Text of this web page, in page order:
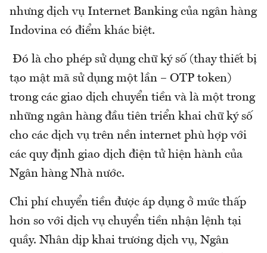
nhưng dịch vụ Internet Banking của ngân hàng
Indovina có điểm khác biệt.
Đó là cho phép sử dụng chữ ký số (thay thiết bị
tạo mật mã sử dụng một lần – OTP token)
trong các giao dịch chuyển tiền và là một trong
những ngân hàng đầu tiên triển khai chữ ký số
cho các dịch vụ trên nền internet phù hợp với
các quy định giao dịch điện tử hiện hành của
Ngân hàng Nhà nước.
Chi phí chuyển tiền được áp dụng ở mức thấp
hơn so với dịch vụ chuyển tiền nhận lệnh tại
quầy. Nhân dịp khai trương dịch vụ, Ngân